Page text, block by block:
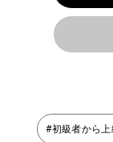
#初級者から